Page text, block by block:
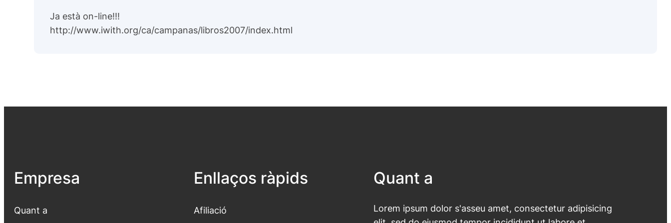
Ja està on-line!!!
http://www.iwith.org/ca/campanas/libros2007/index.html
Empresa
Quant a
Enllaços ràpids
Afiliació
Quant a
Lorem ipsum dolor s'asseu amet, consectetur adipisicing